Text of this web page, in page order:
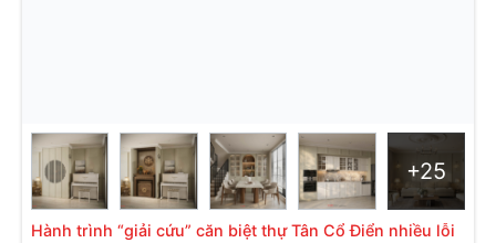
+25
Hành trình “giải cứu” căn biệt thự Tân Cổ Điển nhiều lỗi